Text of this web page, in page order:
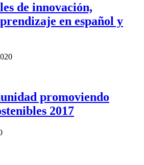
de innovación,
en español y
promoviendo
2017